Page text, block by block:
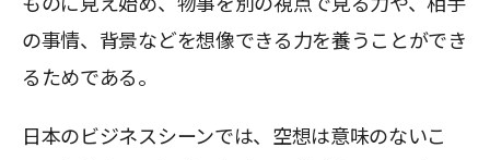
の事情、背景などを想像できる力を養うことができ
るためである。
日本のビジネスシーンでは、空想は意味のないこ